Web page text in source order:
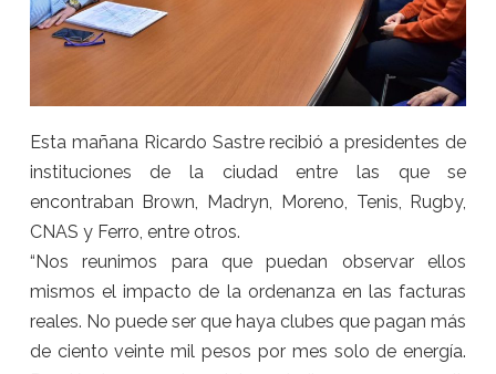
Esta mañanaRicardo Sastre recibió a presidentes de
instituciones de la ciudad entre las que se
encontraban Brown, Madryn, Moreno, Tenis, Rugby,
CNAS y Ferro, entre otros.
“Nos reunimos para que puedan observar ellos
mismos el impacto de la ordenanza en las facturas
reales. No puede ser que haya clubes que pagan más
de ciento veinte mil pesos por mes solo de energía.